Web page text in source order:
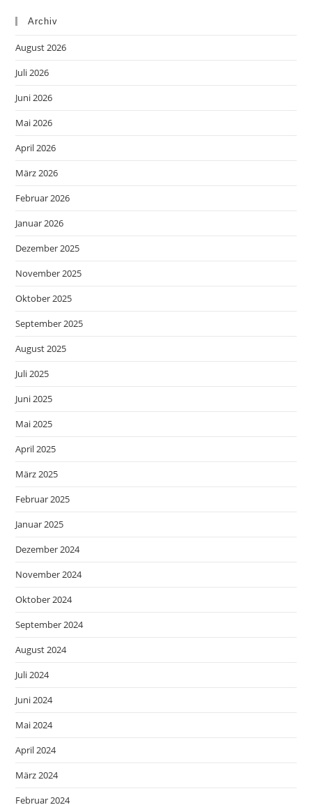
Archiv
August 2026
Juli 2026
Juni 2026
Mai 2026
April 2026
März 2026
Februar 2026
Januar 2026
Dezember 2025
November 2025
Oktober 2025
September 2025
August 2025
Juli 2025
Juni 2025
Mai 2025
April 2025
März 2025
Februar 2025
Januar 2025
Dezember 2024
November 2024
Oktober 2024
September 2024
August 2024
Juli 2024
Juni 2024
Mai 2024
April 2024
März 2024
Februar 2024